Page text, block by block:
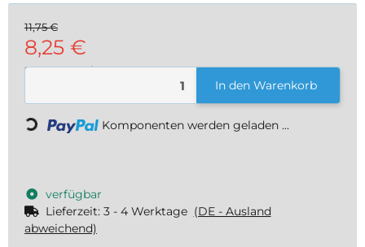
11,75 €
8,25 €
9,17 € pro 1 kg
Versand In den Warenkorb
Loading... Komponenten werden geladen ...
verfügbar
Lieferzeit: 3 - 4 Werktage (DE - Ausland
abweichend)